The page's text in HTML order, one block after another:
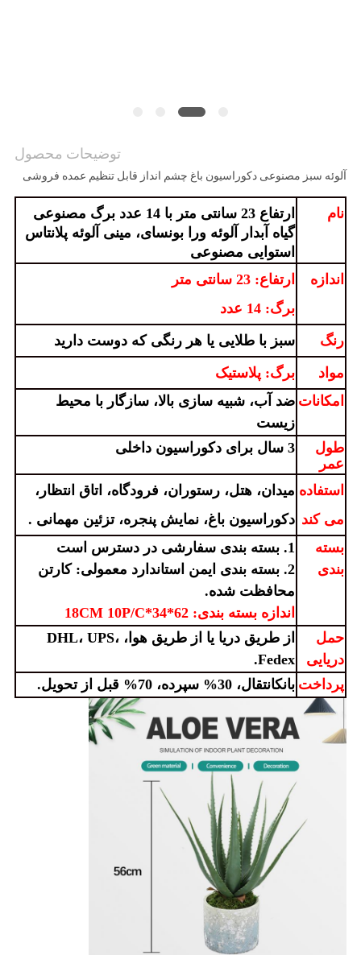
خصوصی
توضیحات محصول
آلوئه سبز مصنوعی دکوراسیون باغ چشم انداز قابل تنظیم عمده فروشی
نام
ارتفاع 23 سانتی متر با 14 عدد برگ مصنوعی
گیاه آبدار آلوئه ورا بونسای، مینی آلوئه پلانتاس
استوایی مصنوعی
اندازه
ارتفاع: 23 سانتی متر
برگ: 14 عدد
رنگ
سبز با طلایی یا هر رنگی که دوست دارید
مواد
برگ: پلاستیک
امکانات ضد آب، شبیه سازی بالا، سازگار با محیط
زیست
طول
عمر
3 سال برای دکوراسیون داخلی
استفاده
می کند
میدان، هتل، رستوران، فرودگاه، اتاق انتظار،
دکوراسیون باغ، نمایش پنجره، تزئین مهمانی .
بسته
بندی
1. بسته بندی سفارشی در دسترس است
2. بسته بندی ایمن استاندارد معمولی: کارتن
محافظت شده.
اندازه بسته بندی: 62*34*18CM 10P/C
حمل
دریایی
از طریق دریا یا از طریق هوا، DHL، UPS،
Fedex.
پرداخت بانکانتقال، 30% سپرده، 70% قبل از تحویل.